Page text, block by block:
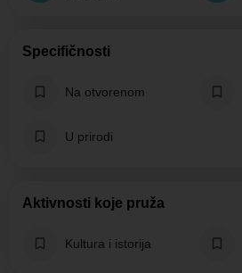
Specifičnosti
Na otvorenom
U prirodi
Aktivnosti koje pruža
Kultura i istorija